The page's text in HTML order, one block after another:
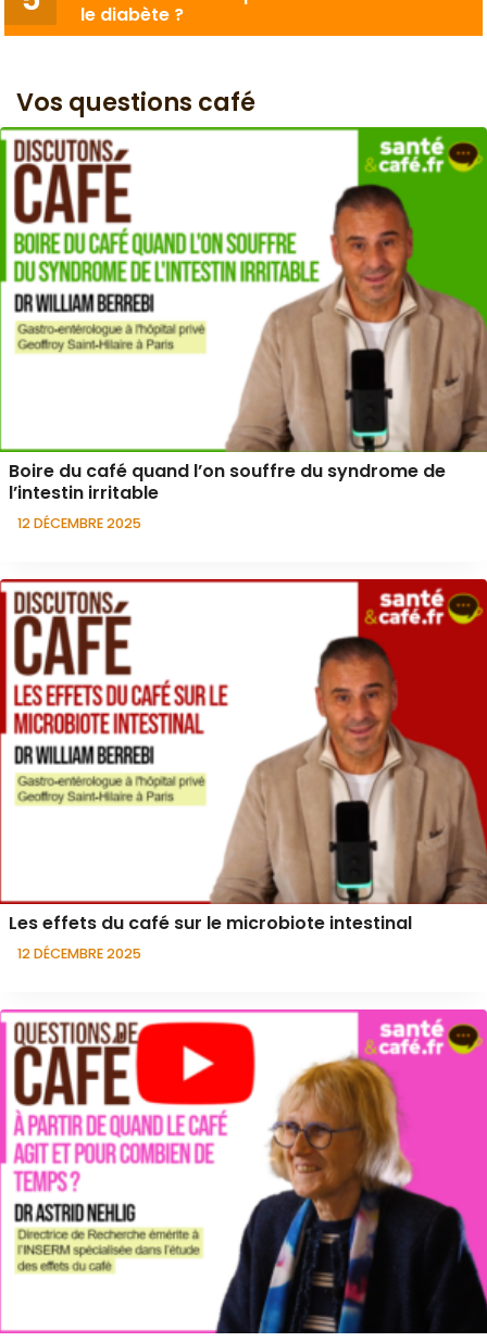
le diabète ?
Vos questions café
Boire du café quand l’on souffre du syndrome de
l’intestin irritable
12 DÉCEMBRE 2025
Les effets du café sur le microbiote intestinal
12 DÉCEMBRE 2025